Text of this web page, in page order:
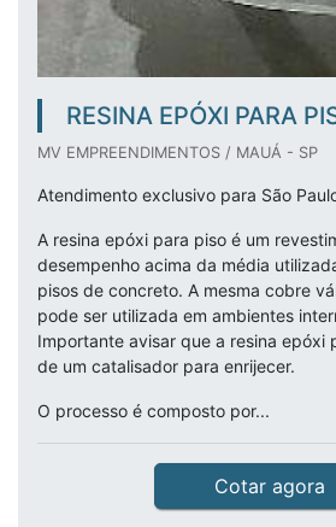
RESINA EPÓXI PARA
MV EMPREENDIMENTOS / MAUÁ - SP
Atendimento exclusivo para São
A resina epóxi para piso é um
desempenho acima da média
pisos de concreto. A mesma cobre
pode ser utilizada em ambientes
Importante avisar que a resina epóxi
de um catalisador para enrijecer.
O processo é composto por...
Cotar agora